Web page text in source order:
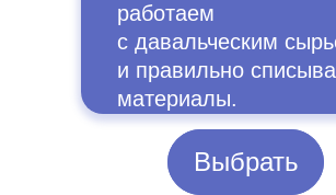
Выбрать
Выбрать
работаем
с давальческим
и правильно
материалы.